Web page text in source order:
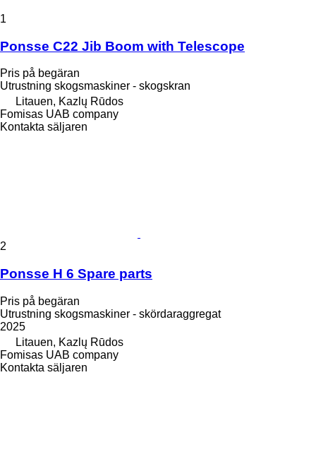
1
Ponsse C22 Jib Boom with Telescope
Pris på begäran
Utrustning skogsmaskiner - skogskran
Litauen, Kazlų Rūdos
Fomisas UAB company
Kontakta säljaren
2
Ponsse H 6 Spare parts
Pris på begäran
Utrustning skogsmaskiner - skördaraggregat
2025
Litauen, Kazlų Rūdos
Fomisas UAB company
Kontakta säljaren